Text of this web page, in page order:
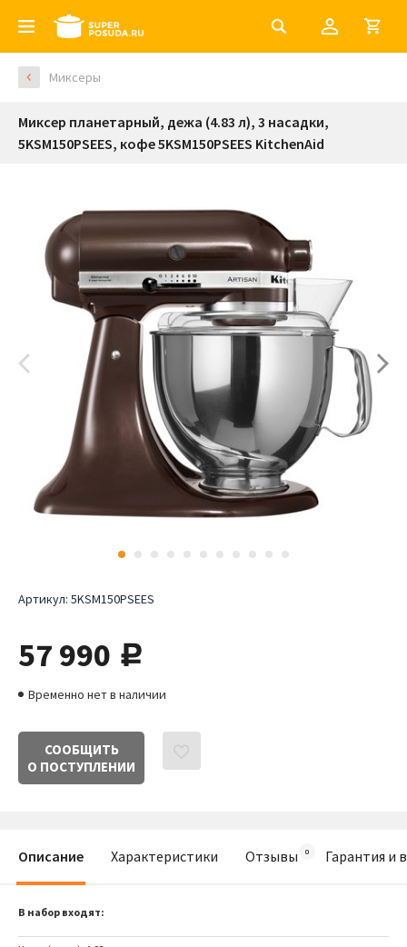
Миксеры
Миксер планетарный, дежа (4.83 л), 3 насадки,
5KSM150PSEES, кофе 5KSM150PSEES KitchenAid
Артикул: 5KSM150PSEES
57 990 руб.
Временно нет в наличии
СООБЩИТЬ
О ПОСТУПЛЕНИИ
Описание Характеристики Отзывы Гарантия и
В набор входят: